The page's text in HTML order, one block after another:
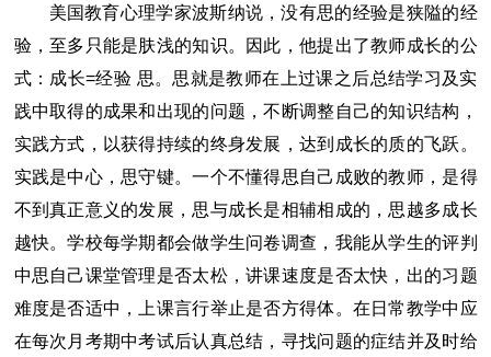
美国教育心理学家波斯纳说，没有思的经验是狭隘的经
验，至多只能是肤浅的知识。因此，他提出了教师成长的公
式：成长=经验 思。思就是教师在上过课之后总结学习及实
践中取得的成果和出现的问题，不断调整自己的知识结构，
实践方式，以获得持续的终身发展，达到成长的质的飞跃。
实践是中心，思守键。一个不懂得思自己成败的教师，是得
不到真正意义的发展，思与成长是相辅相成的，思越多成长
越快。学校每学期都会做学生问卷调查，我能从学生的评判
中思自己课堂管理是否太松，讲课速度是否太快，出的习题
难度是否适中，上课言行举止是否方得体。在日常教学中应
在每次月考期中考试后认真总结，寻找问题的症结并及时给